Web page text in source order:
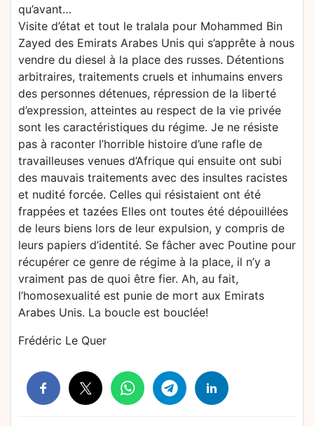
qu’avant…
Visite d’état et tout le tralala pour Mohammed Bin
Zayed des Emirats Arabes Unis qui s’apprête à nous
vendre du diesel à la place des russes. Détentions
arbitraires, traitements cruels et inhumains envers
des personnes détenues, répression de la liberté
d’expression, atteintes au respect de la vie privée
sont les caractéristiques du régime. Je ne résiste
pas à raconter l’horrible histoire d’une rafle de
travailleuses venues d’Afrique qui ensuite ont subi
des mauvais traitements avec des insultes racistes
et nudité forcée. Celles qui résistaient ont été
frappées et tazées Elles ont toutes été dépouillées
de leurs biens lors de leur expulsion, y compris de
leurs papiers d’identité. Se fâcher avec Poutine pour
récupérer ce genre de régime à la place, il n’y a
vraiment pas de quoi être fier. Ah, au fait,
l’homosexualité est punie de mort aux Emirats
Arabes Unis. La boucle est bouclée!
Frédéric Le Quer